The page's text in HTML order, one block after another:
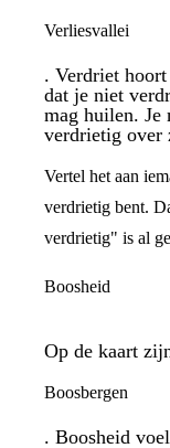
Verliesvallei
. Verdriet
dat je niet
mag huilen. Je
verdrietig over
Vertel het aan
verdrietig bent.
verdrietig" is al
Boosheid
Op de kaart
Boosbergen
. Boosheid